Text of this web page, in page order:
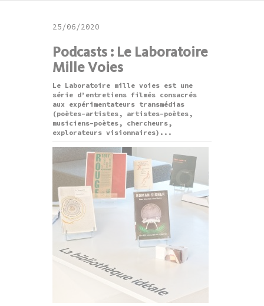
25/06/2020
Podcasts : Le Laboratoire
Mille Voies
Le Laboratoire mille voies est une
série d’entretiens filmés consacrés
aux expérimentateurs transmédias
(poètes-artistes, artistes-poètes,
musiciens-poètes, chercheurs,
explorateurs visionnaires)...